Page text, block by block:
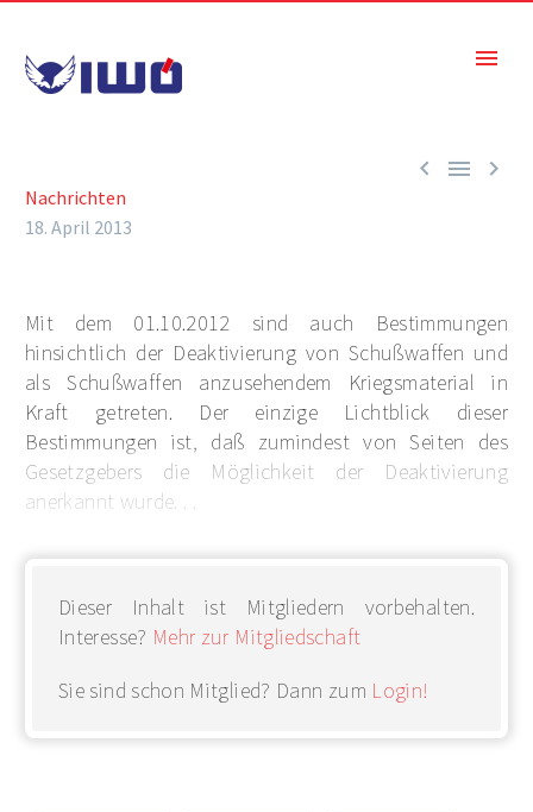
  
Nachrichten
18. April 2013
Mit dem 01.10.2012 sind auch Bestimmungen
hinsichtlich der Deaktivierung von Schußwaffen und
als Schußwaffen anzusehendem Kriegsmaterial in
Kraft getreten. Der einzige Lichtblick dieser
Bestimmungen ist, daß zumindest von Seiten des
Gesetzgebers die Möglichkeit der Deaktivierung
anerkannt wurde. . .
Dieser Inhalt ist Mitgliedern vorbehalten.
Interesse? Mehr zur Mitgliedschaft
Sie sind schon Mitglied? Dann zum Login!